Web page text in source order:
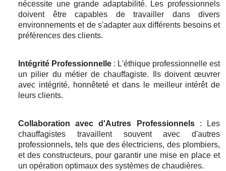
nécessite une grande adaptabilité. Les professionnels
doivent être capables de travailler dans divers
environnements et de s'adapter aux différents besoins et
préférences des clients.
Intégrité Professionnelle : L'éthique professionnelle est
un pilier du métier de chauffagiste. Ils doivent œuvrer
avec intégrité, honnêteté et dans le meilleur intérêt de
leurs clients.
Collaboration avec d'Autres Professionnels: Les
chauffagistes travaillent souvent avec d'autres
professionnels, tels que des électriciens, des plombiers,
et des constructeurs, pour garantir une mise en place et
un opération optimaux des systèmes de chaudières.